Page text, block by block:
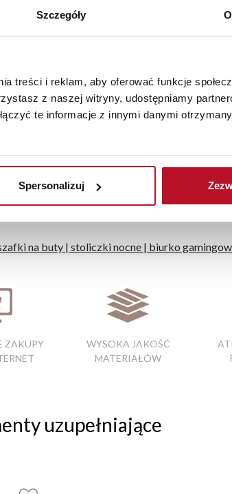
Szczegóły
treści i reklam, aby oferować funkcje
z naszej witryny, udostępniamy
te informacje z innymi danymi
Spersonalizuj
nowoczesne wnętrza. Dzięki funkcji
trwałość i komfort użytkowania. Prosty,
tych, którzy szukają eleganckiego mebla do
pracownicy z wykorzystaniem programu
złożone w sklepie stacjonarnym
roboczych, również na terenie całego kraju.
materiałów mogą różnić się od widocznych
na buty | stoliczki nocne | biurko
ZAKUPY
WYSOKA JAKOŚĆ
MATERIAŁÓW
uzupełniające